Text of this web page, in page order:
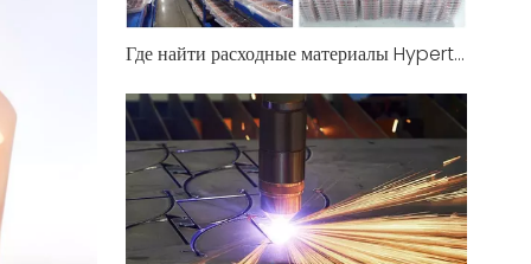
Где найти расходные материалы Hypertherm для плазменной резки по лучшей цене в Индии прямо сейчас